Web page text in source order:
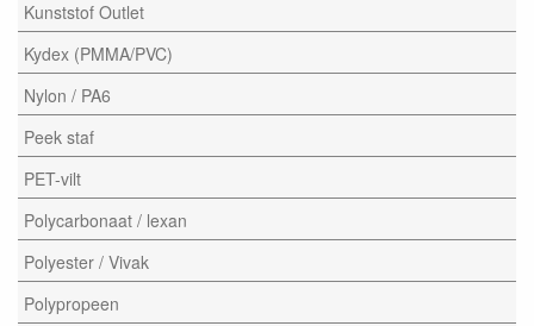
Kunststof Outlet
Kydex (PMMA/PVC)
Nylon / PA6
Peek staf
PET-vilt
Polycarbonaat / lexan
Polyester / Vivak
Polypropeen